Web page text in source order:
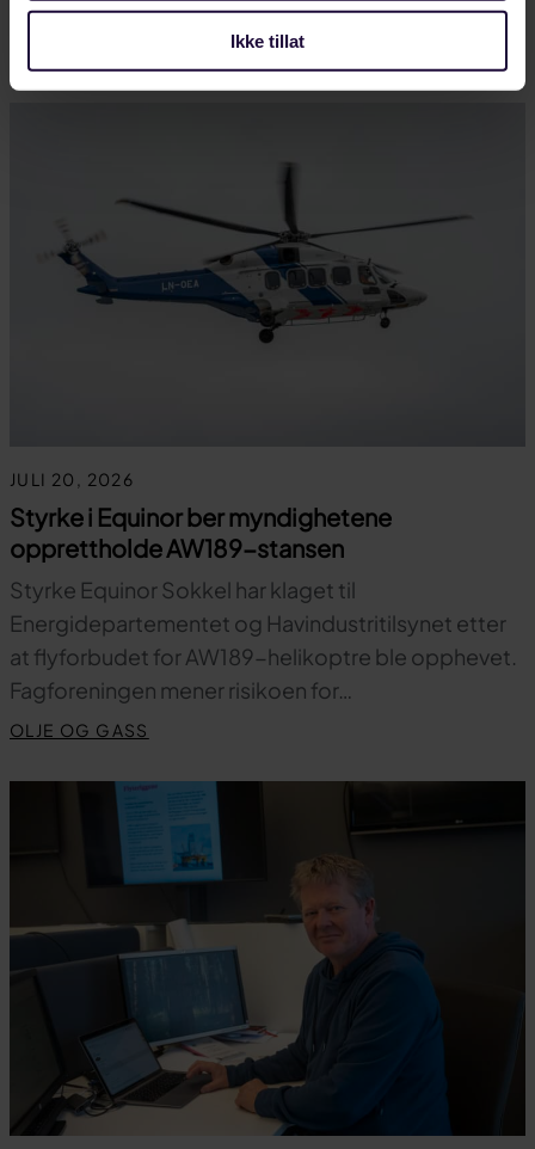
Ikke tillat
ha noen du kan få hjelp og kunnskap fra,…
JULI 20, 2026
Styrke i Equinor ber myndighetene
opprettholde AW189-stansen
Styrke Equinor Sokkel har klaget til
Energidepartementet og Havindustritilsynet etter
at flyforbudet for AW189-helikoptre ble opphevet.
Fagforeningen mener risikoen for…
OLJE OG GASS